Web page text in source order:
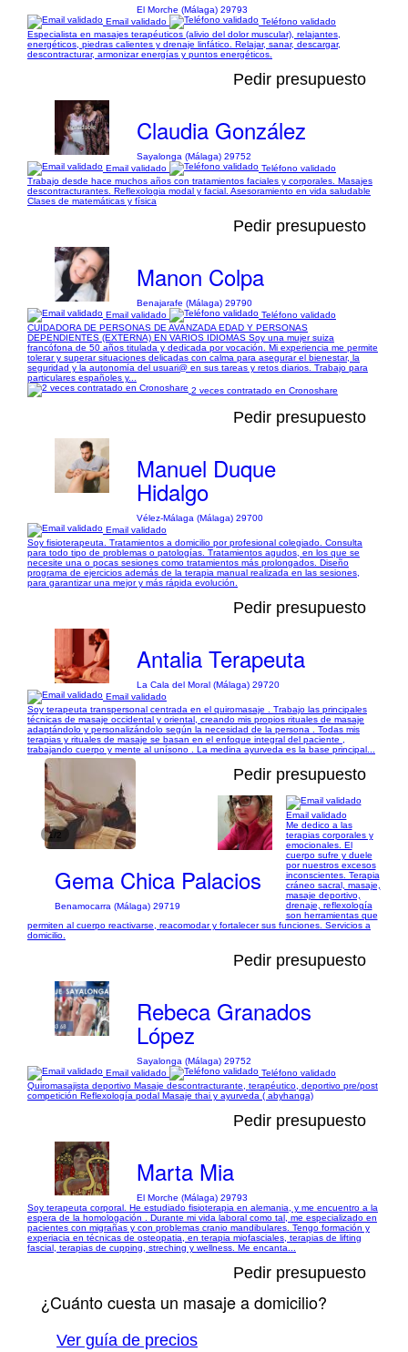
El Morche (Málaga) 29793
Email validado
Teléfono validado
Especialista en masajes terapéuticos (alivio del dolor muscular), relajantes,
energéticos, piedras calientes y drenaje linfático. Relajar, sanar, descargar,
descontracturar, armonizar energías y puntos energéticos.
Pedir presupuesto
Claudia González
Sayalonga (Málaga) 29752
Email validado
Teléfono validado
Trabajo desde hace muchos años con tratamientos faciales y corporales. Masajes
descontracturantes. Reflexologia modal y facial. Asesoramiento en vida saludable
Clases de matemáticas y física
Pedir presupuesto
Manon Colpa
Benajarafe (Málaga) 29790
Email validado
Teléfono validado
CUIDADORA DE PERSONAS DE AVANZADA EDAD Y PERSONAS
DEPENDIENTES (EXTERNA) EN VARIOS IDIOMAS Soy una mujer suiza
francófona de 50 años titulada y dedicada por vocación. Mi experiencia me permite
tolerar y superar situaciones delicadas con calma para asegurar el bienestar, la
seguridad y la autonomía del usuari@ en sus tareas y retos diarios. Trabajo para
particulares españoles y...
2 veces contratado en Cronoshare
Pedir presupuesto
Manuel Duque
Hidalgo
Vélez-Málaga (Málaga) 29700
Email validado
Soy fisioterapeuta. Tratamientos a domicilio por profesional colegiado. Consulta
para todo tipo de problemas o patologías. Tratamientos agudos, en los que se
necesite una o pocas sesiones como tratamientos más prolongados. Diseño
programa de ejercicios además de la terapia manual realizada en las sesiones,
para garantizar una mejor y más rápida evolución.
Pedir presupuesto
Antalia Terapeuta
La Cala del Moral (Málaga) 29720
Email validado
Soy terapeuta transpersonal centrada en el quiromasaje . Trabajo las principales
técnicas de masaje occidental y oriental, creando mis propios rituales de masaje
adaptándolo y personalizándolo según la necesidad de la persona . Todas mis
terapias y rituales de masaje se basan en el enfoque integral del paciente ,
trabajando cuerpo y mente al unísono . La medina ayurveda es la base principal...
1/2
Pedir presupuesto
Gema Chica Palacios
Benamocarra (Málaga) 29719
Email validado
Me dedico a las
terapias corporales y
emocionales. El
cuerpo sufre y duele
por nuestros excesos
inconscientes. Terapia
cráneo sacral, masaje,
masaje deportivo,
drenaje, reflexología
son herramientas que
permiten al cuerpo reactivarse, reacomodar y fortalecer sus funciones. Servicios a
domicilio.
Pedir presupuesto
Rebeca Granados
López
Sayalonga (Málaga) 29752
Email validado
Teléfono validado
Quiromasajista deportivo Masaje descontracturante, terapéutico, deportivo pre/post
competición Reflexología podal Masaje thai y ayurveda ( abyhanga)
Pedir presupuesto
Marta Mia
El Morche (Málaga) 29793
Soy terapeuta corporal. He estudiado fisioterapia en alemania, y me encuentro a la
espera de la homologación . Durante mi vida laboral como tal, me especializado en
pacientes con migrañas y con problemas cranio mandibulares. Tengo formación y
experiacia en técnicas de osteopatia, en terapia miofasciales, terapias de lifting
fascial, terapias de cupping, streching y wellness. Me encanta...
Pedir presupuesto
¿Cuánto cuesta un masaje a domicilio?
Ver guía de precios